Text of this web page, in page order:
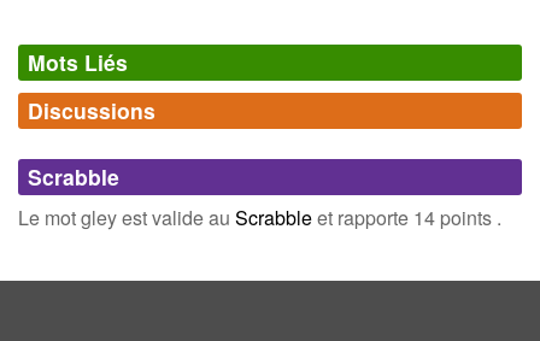
Mots Liés
Synonymes(0)
Mots avec la même signification
Mots liés par leur sémantique
Discussions
Connectez-vous inscrivez-vous
Scrabble
Le mot gley est valide au Scrabbleet rapporte 14 points .